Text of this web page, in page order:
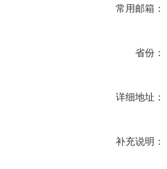
常用邮箱：
省份：
详细地址：
补充说明：